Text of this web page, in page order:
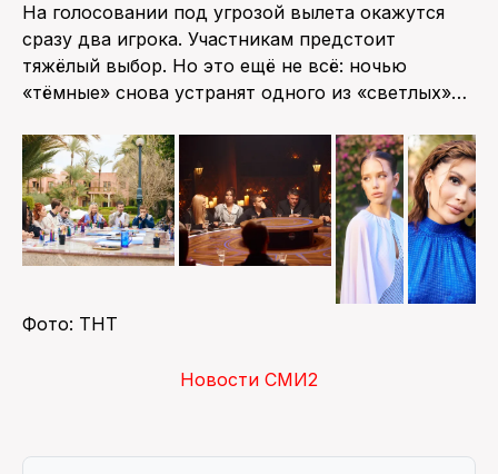
На голосовании под угрозой вылета окажутся
сразу два игрока. Участникам предстоит
тяжёлый выбор. Но это ещё не всё: ночью
«тёмные» снова устранят одного из «светлых»…
Фото: ТНТ
Новости СМИ2